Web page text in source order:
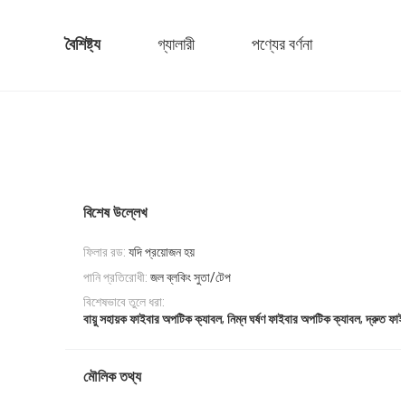
বৈশিষ্ট্য গ্যালারী পণ্যের বর্ণনা
বিশেষ উল্লেখ
ফিলার রড: যদি প্রয়োজন হয়
পানি প্রতিরোধী: জল ব্লকিং সুতা/টেপ
বিশেষভাবে তুলে ধরা:
বায়ু সহায়ক ফাইবার অপটিক ক্যাবল, নিম্ন ঘর্ষণ ফাইবার অপটিক ক্যাবল,দ্রুত
মৌলিক তথ্য